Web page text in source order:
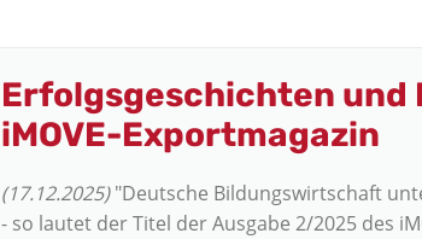
Erfolgsgeschichten und
iMOVE-Exportmagazin
(17.12.2025)"Deutsche Bildungswirtschaft
- so lautet der Titel der Ausgabe 2/2025 des